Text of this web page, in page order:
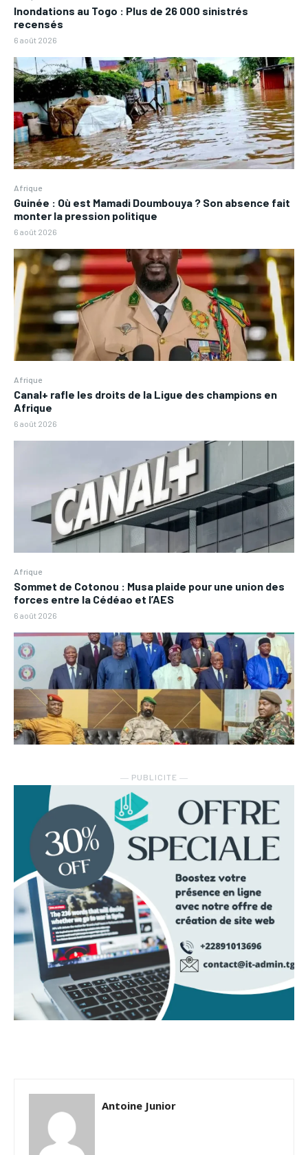
Inondations au Togo : Plus de 26 000 sinistrés
recensés
6 août 2026
Afrique
Guinée : Où est Mamadi Doumbouya ? Son absence fait
monter la pression politique
6 août 2026
Afrique
Canal+ rafle les droits de la Ligue des champions en
Afrique
6 août 2026
Afrique
Sommet de Cotonou : Musa plaide pour une union des
forces entre la Cédéao et l’AES
6 août 2026
― PUBLICITE ―
Antoine Junior